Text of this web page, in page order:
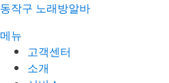
동작구 노래방알바
메뉴
고객센터
소개